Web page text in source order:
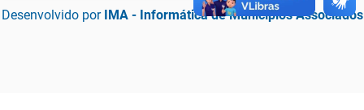
Desenvolvido por IMA - Informática de Municípios Associados